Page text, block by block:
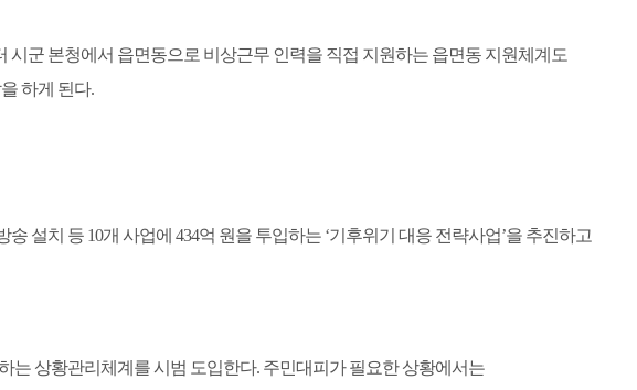
시군 본청에서 읍면동으로 비상근무 인력을 직접 지원하는 읍면동 지원체계도
하게 된다.
송 설치 등 10개 사업에 434억 원을 투입하는 ‘기후위기 대응 전략사업’을 추진하고
는 상황관리체계를 시범 도입한다. 주민대피가 필요한 상황에서는